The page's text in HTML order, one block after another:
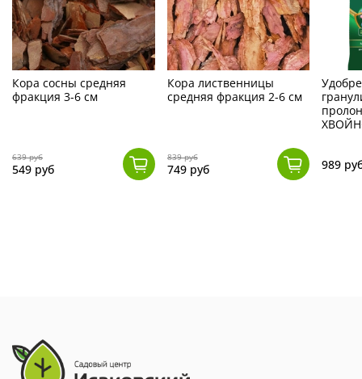
Кора сосны средняя
фракция 3-6 см
639 руб
549 руб
Кора лиственницы
средняя фракция 2-6 см
839 руб
749 руб 989